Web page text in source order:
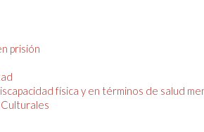
prisión
física y en términos de salud